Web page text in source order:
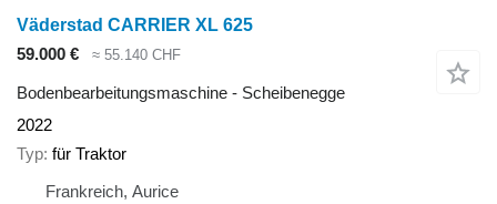
Väderstad CARRIER XL 625
59.000 €
≈ 55.140 CHF
Bodenbearbeitungsmaschine - Scheibenegge
2022
Typ für Traktor
Frankreich, Aurice